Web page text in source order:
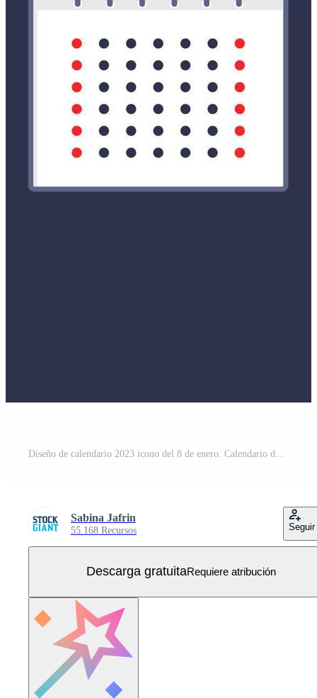
Sabina Jafrin
55.168 Recursos Seguir
Descarga gratuitaRequiere atribución